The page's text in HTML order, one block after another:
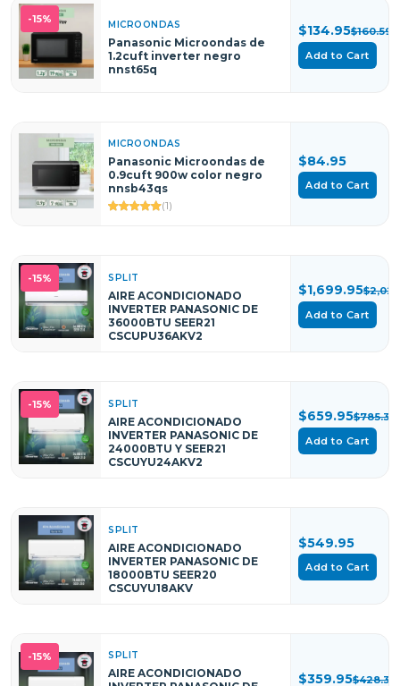
-15% MICROONDAS
Panasonic Microondas de
1.2cuft inverter negro
nnst65q
$134.95$160.59
Add to Cart
MICROONDAS
Panasonic Microondas de
0.9cuft 900w color negro
nnsb43qs
(1)
$84.95
Add to Cart
-15% SPLIT
AIRE ACONDICIONADO
INVERTER PANASONIC DE
36000BTU SEER21
CSCUPU36AKV2
$1,699.95
Add to Cart
-15% SPLIT
AIRE ACONDICIONADO
INVERTER PANASONIC DE
24000BTU Y SEER21
CSCUYU24AKV2
$659.95$785.34
Add to Cart
SPLIT
AIRE ACONDICIONADO
INVERTER PANASONIC DE
18000BTU SEER20
CSCUYU18AKV
$549.95
Add to Cart
-15% SPLIT
AIRE ACONDICIONADO
$359.95$428.34